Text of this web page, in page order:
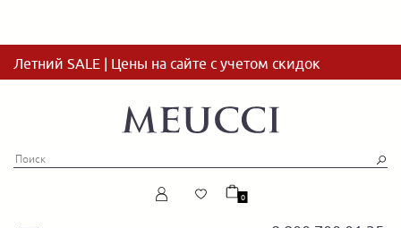
Летний SALE | Цены на сайте с учетом скидок
0